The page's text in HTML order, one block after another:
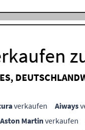
verkaufen Aiways
Aston Martinverkaufen